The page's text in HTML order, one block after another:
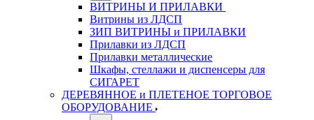
ВИТРИНЫ И ПРИЛАВКИ
Витрины из ЛДСП
ЗИП ВИТРИНЫ и ПРИЛАВКИ
Прилавки из ЛДСП
Прилавки металлические
Шкафы, стеллажи и диспенсеры для
СИГАРЕТ
ДЕРЕВЯННОЕ и ПЛЕТЕНОЕ ТОРГОВОЕ
ОБОРУДОВАНИЕ